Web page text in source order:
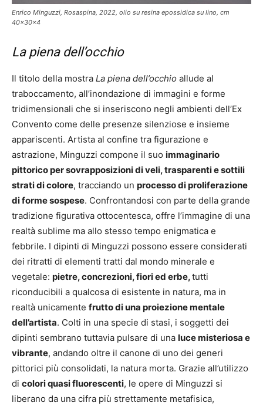
Enrico Minguzzi, Rosaspina, 2022, olio su resina epossidica su lino, cm
40x30x4
La piena dell’occhio
Il titolo della mostra La piena dell’occhio allude al
traboccamento, all’inondazione di immagini e forme
tridimensionali che si inseriscono negli ambienti dell’Ex
Convento come delle presenze silenziose e insieme
appariscenti. Artista al confine tra figurazione e
astrazione, Minguzzi compone il suo immaginario
pittorico per sovrapposizioni di veli, trasparenti e sottili
strati di colore, tracciando un processo di proliferazione
di forme sospese. Confrontandosi con parte della grande
tradizione figurativa ottocentesca, offre l’immagine di una
realtà sublime ma allo stesso tempo enigmatica e
febbrile. I dipinti di Minguzzi possono essere considerati
dei ritratti di elementi tratti dal mondo minerale e
vegetale: pietre, concrezioni, fiori ed erbe,tutti
riconducibili a qualcosa di esistente in natura, ma in
realtà unicamente frutto di una proiezione mentale
dell’artista. Colti in una specie di stasi, i soggetti dei
dipinti sembrano tuttavia pulsare di una luce misteriosa e
vibrante, andando oltre il canone di uno dei generi
pittorici più consolidati, la natura morta. Grazie all’utilizzo
di colori quasi fluorescenti, le opere di Minguzzi si
liberano da una cifra più strettamente metafisica,